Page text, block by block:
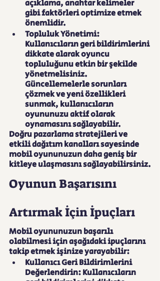
açıklama, anahtar kelimeler
gibi faktörleri optimize etmek
önemlidir.
Topluluk Yönetimi:
Kullanıcıların geri bildirimlerini
dikkate alarak oyuncu
topluluğunu etkin bir şekilde
yönetmelisiniz.
Güncellemelerle sorunları
çözmek ve yeni özellikleri
sunmak, kullanıcıların
oyununuzu aktif olarak
oynamasını sağlayabilir.
Doğru pazarlama stratejileri ve
etkili dağıtım kanalları sayesinde
mobil oyununuzun daha geniş bir
kitleye ulaşmasını sağlayabilirsiniz.
Oyunun Başarısını
Artırmak İçin İpuçları
Mobil oyununuzun başarılı
olabilmesi için aşağıdaki ipuçlarını
takip etmek işinize yarayabilir:
Kullanıcı Geri Bildirimlerini
Değerlendirin: Kullanıcıların